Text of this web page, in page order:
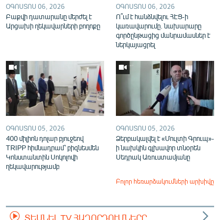
ՕԳՈՍՏՈՍ 06, 2026
Բաքվի դատարանը մերժել է
Արցախի ղեկավարների բողոքը
ՕԳՈՍՏՈՍ 06, 2026
Ո՞ւմ է հանձնվելու ՀԷՑ-ի
կառավարումը. նախարարը
գործընթացից մանրամասներ է
ներկայացրել
ՕԳՈՍՏՈՍ 05, 2026
400 միլիոն դոլար բյուջեով
TRIPP հիմնադրամ՝ բիզնեսմեն
Կոնստանտին Սոկոլովի
ղեկավարությամբ
ՕԳՈՍՏՈՍ 05, 2026
Ձերբակալվել է «Մուլտի Գրուպ»-
ի նախկին գլխավոր տնօրեն
Սեդրակ Առուստամյանը
Բոլոր հեռարձակումների արխիվը
ՏԵՍՆԵԼ TV ՀԱՂՈՐԴՈՒՄՆԵՐԸ